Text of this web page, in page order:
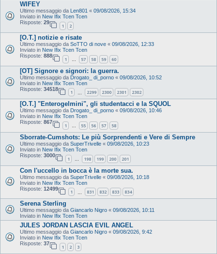
WIFEY
Ultimo messaggio da Len801 « 09/08/2026, 15:34
Inviato in New Ifix Tcen Tcen
Risposte: 29
1 2
[O.T.] notizie e risate
Ultimo messaggio da SoTTO di nove « 09/08/2026, 12:33
Inviato in New Ifix Tcen Tcen
Risposte: 888
1 … 57 58 59 60
[OT] Signore e signori: la guerra.
Ultimo messaggio da Drogato_ di_porno « 09/08/2026, 10:52
Inviato in New Ifix Tcen Tcen
Risposte: 34518
1 2299 2300 2301 2302
[O.T.] "Enterogelmini", gli studentacci e la SQUOL
Ultimo messaggio da Drogato_ di_porno « 09/08/2026, 10:46
Inviato in New Ifix Tcen Tcen
Risposte: 867
1 … 55 56 57 58
Sborrate-Cumshots: Le più Sorprendenti e Vere di Sempre
Ultimo messaggio da SuperTrivelle « 09/08/2026, 10:23
Inviato in New Ifix Tcen Tcen
Risposte: 3000
1 198 199 200 201
Con l'uccello in bocca è la morte sua.
Ultimo messaggio da SuperTrivelle « 09/08/2026, 10:18
Inviato in New Ifix Tcen Tcen
Risposte: 12499
1 831 832 833 834
Serena Sterling
Ultimo messaggio da Giancarlo Nigro « 09/08/2026, 10:11
Inviato in New Ifix Tcen Tcen
JULES JORDAN LASCIA EVIL ANGEL
Ultimo messaggio da Giancarlo Nigro « 09/08/2026, 9:42
Inviato in New Ifix Tcen Tcen
Risposte: 37
1 2 3